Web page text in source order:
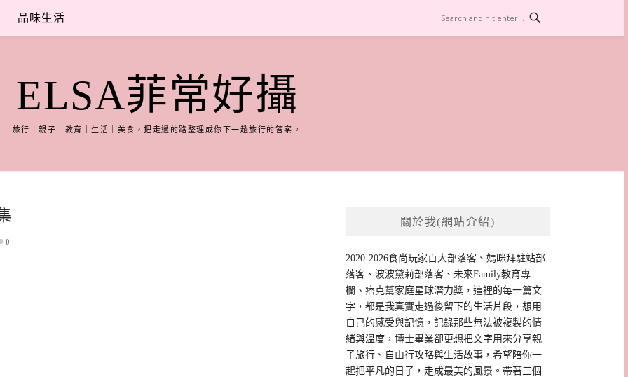
品味生活
ELSA菲常好攝
旅行｜親子｜教育｜生活｜美食，把走過的路整理成你下一趟旅行的答案。
0
關於我(網站介紹)
2020-2026食尚玩家百大部落客、媽咪拜駐站部
落客、波波黛莉部落客、未來Family教育專
欄、痞克幫家庭星球潛力獎，這裡的每一篇文
字，都是我真實走過後留下的生活片段，想用
自己的感受與記憶，記錄那些無法被複製的情
緒與溫度，博士畢業卻更想把文字用來分享親
子旅行、自由行攻略與生活故事，希望陪你一
起把平凡的日子，走成最美的風景。帶著三個